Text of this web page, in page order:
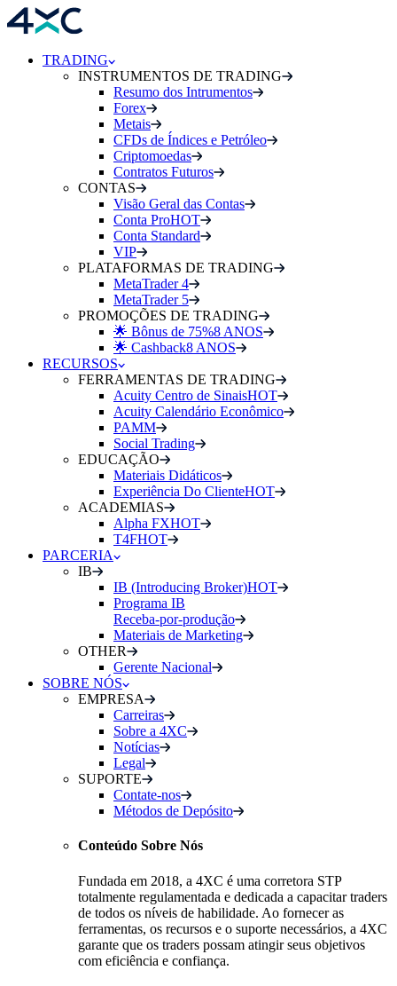
TRADING
INSTRUMENTOS DE TRADING
Resumo dos Intrumentos
Forex
Metais
CFDs de Índices e Petróleo
Criptomoedas
Contratos Futuros
CONTAS
Visão Geral das Contas
Conta ProHOT
Conta Standard
VIP
PLATAFORMAS DE TRADING
MetaTrader 4
MetaTrader 5
PROMOÇÕES DE TRADING
🌟 Bônus de 75%8 ANOS
🌟 Cashback8 ANOS
RECURSOS
FERRAMENTAS DE TRADING
Acuity Centro de SinaisHOT
Acuity Calendário Econômico
PAMM
Social Trading
EDUCAÇÃO
Materiais Didáticos
Experiência Do ClienteHOT
ACADEMIAS
Alpha FXHOT
T4FHOT
PARCERIA
IB
IB (Introducing Broker)HOT
Programa IB
Receba-por-produção
Materiais de Marketing
OTHER
Gerente Nacional
SOBRE NÓS
EMPRESA
Carreiras
Sobre a 4XC
Notícias
Legal
SUPORTE
Contate-nos
Métodos de Depósito
Conteúdo Sobre Nós
Fundada em 2018, a 4XC é uma corretora STP
totalmente regulamentada e dedicada a capacitar traders
de todos os níveis de habilidade. Ao fornecer as
ferramentas, os recursos e o suporte necessários, a 4XC
garante que os traders possam atingir seus objetivos
com eficiência e confiança.